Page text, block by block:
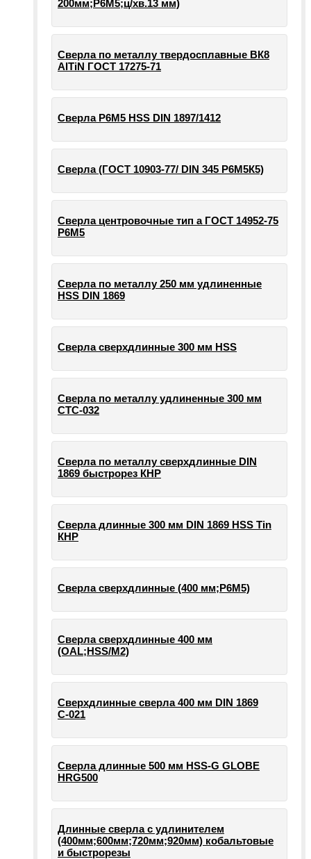
200мм;Р6М5;ц/хв.13 мм)
Сверла по металлу твердосплавные ВК8
AlTiN ГОСТ 17275-71
Сверла Р6М5 HSS DIN 1897/1412
Сверла (ГОСТ 10903-77/ DIN 345 Р6М5К5)
Сверла центровочные тип а ГОСТ 14952-75
Р6М5
Сверла по металлу 250 мм удлиненные
HSS DIN 1869
Сверла сверхдлинные 300 мм HSS
Сверла по металлу удлиненные 300 мм
СТС-032
Сверла по металлу сверхдлинные DIN
1869 быстрорез КНР
Сверла длинные 300 мм DIN 1869 HSS Tin
КНР
Сверла сверхдлинные (400 мм;Р6М5)
Сверла сверхдлинные 400 мм
(OAL;HSS/M2)
Сверхдлинные сверла 400 мм DIN 1869
С-021
Сверла длинные 500 мм HSS-G GLOBE
HRG500
Длинные сверла с удлинителем
(400мм;600мм;720мм;920мм) кобальтовые
и быстрорезы